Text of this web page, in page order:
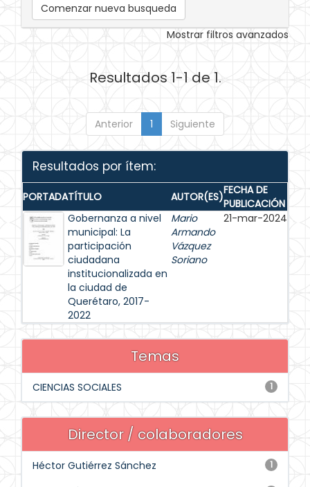
Comenzar nueva busqueda
Mostrar filtros avanzados
Resultados 1-1 de 1.
Anterior 1 Siguiente
Resultados por ítem:
PORTADATÍTULO AUTOR(ES)FECHA DE
PUBLICACIÓN
Gobernanza a nivel
municipal: La
participación
ciudadana
institucionalizada en
la ciudad de
Querétaro, 2017-
2022
Mario
Armando
Vázquez
Soriano
21-mar-2024
Temas
1
CIENCIAS SOCIALES
Director / colaboradores
1
Héctor Gutiérrez Sánchez